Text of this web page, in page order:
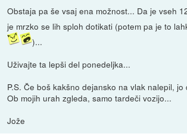
Obstaja pa še vsaj ena možnost... Da je vseh
je mrzko se lih sploh dotikati (potem pa je to
)...
Uživajte ta lepši del ponedeljka...
P.S. Če boš kakšno dejansko na vlak nalepil, jo
Ob mojih urah zgleda, samo tardeči vozijo...
Jože